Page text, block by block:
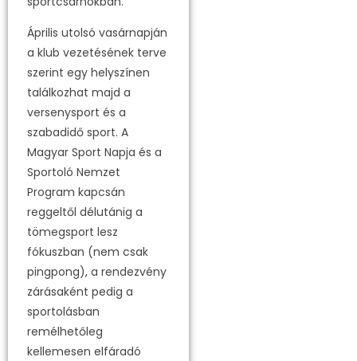
Április utolsó vasárnapján
a klub vezetésének terve
szerint egy helyszínen
találkozhat majd a
versenysport és a
szabadidő sport. A
Magyar Sport Napja és a
Sportoló Nemzet
Program kapcsán
reggeltől délutánig a
tömegsport lesz
fókuszban (nem csak
pingpong), a rendezvény
zárásaként pedig a
sportolásban
remélhetőleg
kellemesen elfáradó